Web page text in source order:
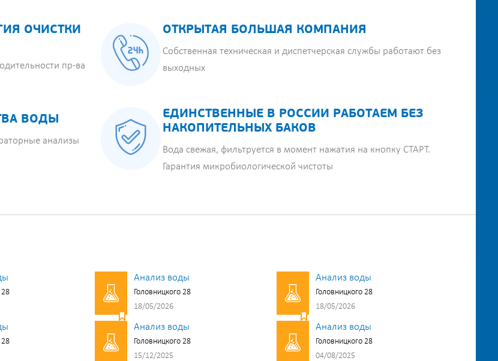
ОЧИСТКИ
пр-ва
ВОДЫ
анализы
ОТКРЫТАЯ БОЛЬШАЯ КОМПАНИЯ
Собственная техническая и диспетчерская службы работают без
выходных
ЕДИНСТВЕННЫЕ В РОССИИ РАБОТАЕМ БЕЗ
НАКОПИТЕЛЬНЫХ БАКОВ
Вода свежая, фильтруется в момент нажатия на кнопку СТАРТ.
Гарантия микробиологической чистоты
28
Анализ воды
Головницкого 28
18/05/2026
Анализ воды
Головницкого 28
18/05/2026
28
Анализ воды
Головницкого 28
15/12/2025
Анализ воды
Головницкого 28
04/08/2025